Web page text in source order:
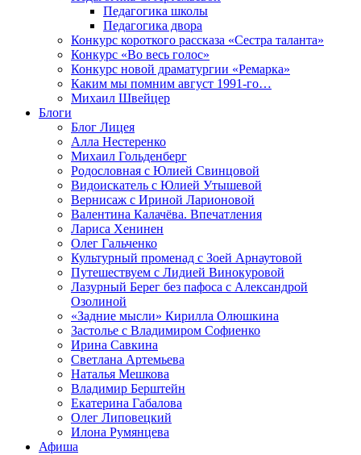
Педагогика школы
Педагогика двора
Конкурс короткого рассказа «Сестра таланта»
Конкурс «Во весь голос»
Конкурс новой драматургии «Ремарка»
Каким мы помним август 1991-го…
Михаил Швейцер
Блоги
Блог Лицея
Алла Нестеренко
Михаил Гольденберг
Родословная с Юлией Свинцовой
Видоискатель с Юлией Утышевой
Вернисаж с Ириной Ларионовой
Валентина Калачёва. Впечатления
Лариса Хенинен
Олег Гальченко
Культурный променад с Зоей Арнаутовой
Путешествуем с Лидией Винокуровой
Лазурный Берег без пафоса с Александрой
Озолиной
«Задние мысли» Кирилла Олюшкина
Застолье с Владимиром Софиенко
Ирина Савкина
Светлана Артемьева
Наталья Мешкова
Владимир Берштейн
Екатерина Габалова
Олег Липовецкий
Илона Румянцева
Афиша